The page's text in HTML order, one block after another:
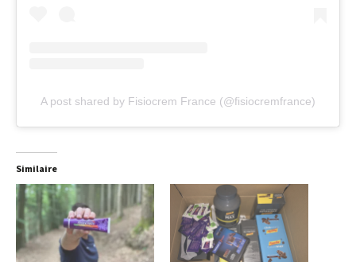
A post shared by Fisiocrem France (@fisiocremfrance)
Similaire